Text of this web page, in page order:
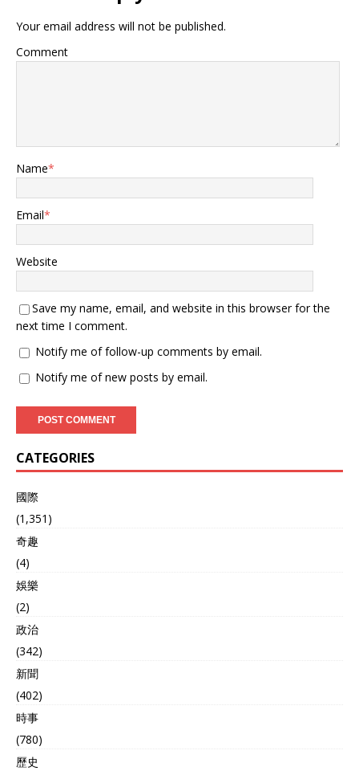
Your email address will not be published.
Comment
Name*
Email*
Website
Save my name, email, and website in this browser for the
next time I comment.
Notify me of follow-up comments by email.
Notify me of new posts by email.
CATEGORIES
國際
(1,351)
奇趣
(4)
娛樂
(2)
政治
(342)
新聞
(402)
時事
(780)
歷史